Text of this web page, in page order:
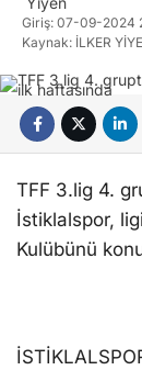
Giriş: 07-09-2024
Kaynak: İLKER
TFF 3.lig 4.
İstiklalspor,
Kulübünü